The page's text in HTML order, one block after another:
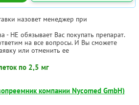
назовет менеджер при
- НЕ обязывает Вас покупать препарат.
на все вопросы. И Вы сможете
или отменить ее
по 2,5 мг
компании Nycomed GmbH)